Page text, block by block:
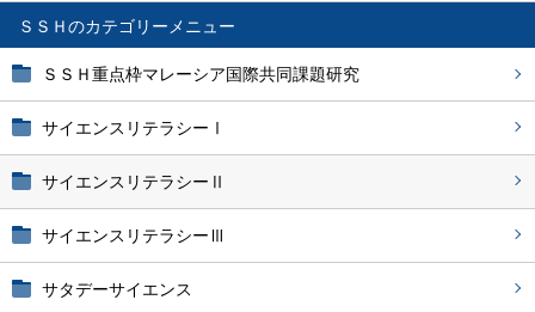
ＳＳＨ
ＳＳＨ重点枠マレーシア国際共同課題研究
サイエンスリテラシーⅠ
サイエンスリテラシーⅡ
サイエンスリテラシーⅢ
サタデーサイエンス